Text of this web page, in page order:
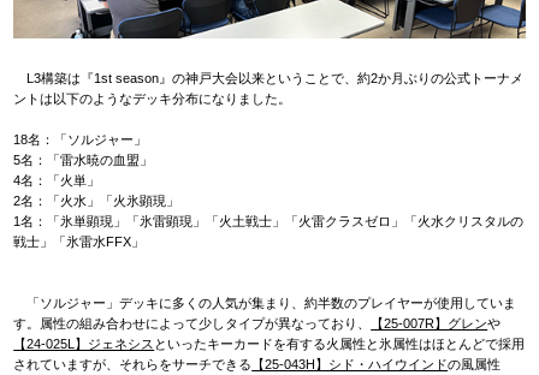
L3構築は『1st season』の神戸大会以来ということで、約2か月ぶりの公式トーナメ
ントは以下のようなデッキ分布になりました。
18名：「ソルジャー」
5名：「雷水暁の血盟」
4名：「火単」
2名：「火水」「火氷顕現」
1名：「氷単顕現」「氷雷顕現」「火土戦士」「火雷クラスゼロ」「火水クリスタルの
戦士」「氷雷水FFX」
「ソルジャー」デッキに多くの人気が集まり、約半数のプレイヤーが使用していま
す。属性の組み合わせによって少しタイプが異なっており、
【25-007R】グレンや
【24-025L】ジェネシス といったキーカードを有する火属性と氷属性はほとんどで採用
されていますが、それらをサーチできる
【25-043H】シド・ハイウインドの風属性